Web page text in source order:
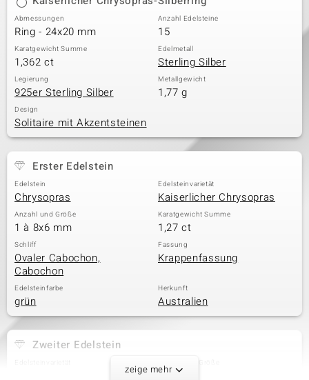
Abmessungen
Ring - 24x20 mm
Anzahl Edelsteine
15
Karatgewicht Summe
1,362 ct
Edelmetall
Sterling Silber
Legierung
925er Sterling Silber
Metallgewicht
1,77 g
Design
Solitaire mit Akzentsteinen
Erster Edelstein
Edelstein
Chrysopras
Edelsteinvarietät
Kaiserlicher Chrysopras
Anzahl und Größe
1 à 8x6 mm
Karatgewicht Summe
1,27 ct
Schliff
Ovaler Cabochon,
Cabochon
Fassung
Krappenfassung
Edelsteinfarbe
grün
Herkunft
Australien
Zweiter Edelstein
12 à 1,1 mm
zeige mehr